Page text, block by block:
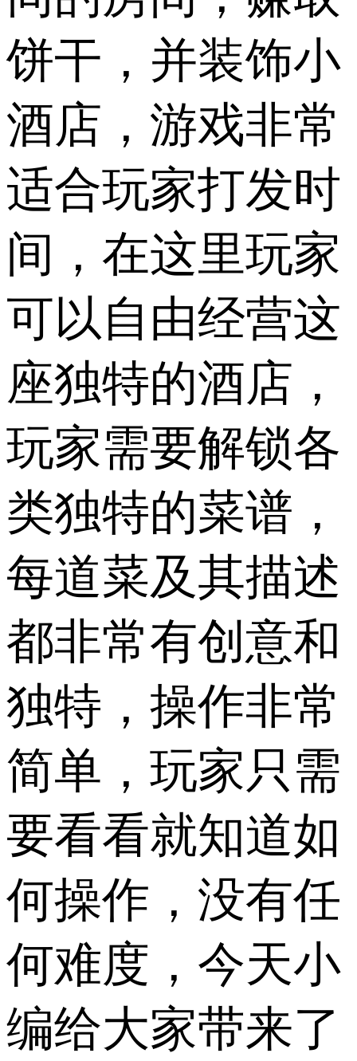
饼干，并装饰小
酒店，游戏非常
适合玩家打发时
间，在这里玩家
可以自由经营这
座独特的酒店，
玩家需要解锁各
类独特的菜谱，
每道菜及其描述
都非常有创意和
独特，操作非常
简单，玩家只需
要看看就知道如
何操作，没有任
何难度，今天小
编给大家带来了